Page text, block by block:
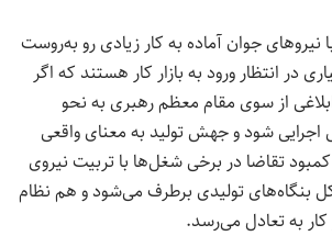
جوان آماده به کار زیادی رو به‌روست
در انتظار ورود به بازار کار هستند که اگر
از سوی مقام معظم رهبری به نحو
اجرایی شود و جهش تولید به معنای واقعی
تقاضا در برخی شغل‌ها با تربیت نیروی
بنگاه‌های تولیدی برطرف می‌شود و هم نظام
کار به تعادل می‌رسد.